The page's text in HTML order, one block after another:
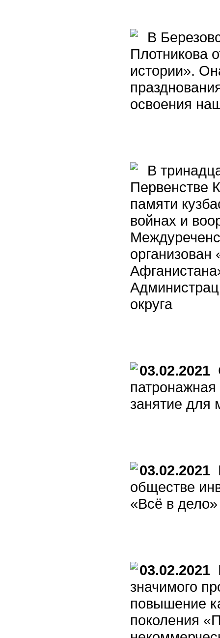
В
Плотникова
истории».
освоения
В
Первенстве
памяти
войнах и
округа
03.02.2021
занятие для
03.02.2021
обществе
«Всё в дело»
03.02.2021
значимого
повышение
поколения